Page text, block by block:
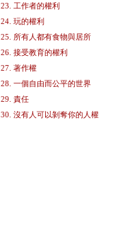
23. 工作者的權利
24. 玩的權利
25. 所有人都有食物與居所
26. 接受教育的權利
27. 著作權
28. 一個自由而公平的世界
29. 責任
30. 沒有人可以剝奪你的人權